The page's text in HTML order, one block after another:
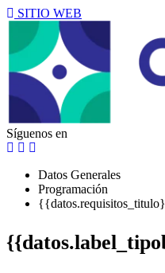
SITIO WEB
Síguenos en
Datos Generales
Programación